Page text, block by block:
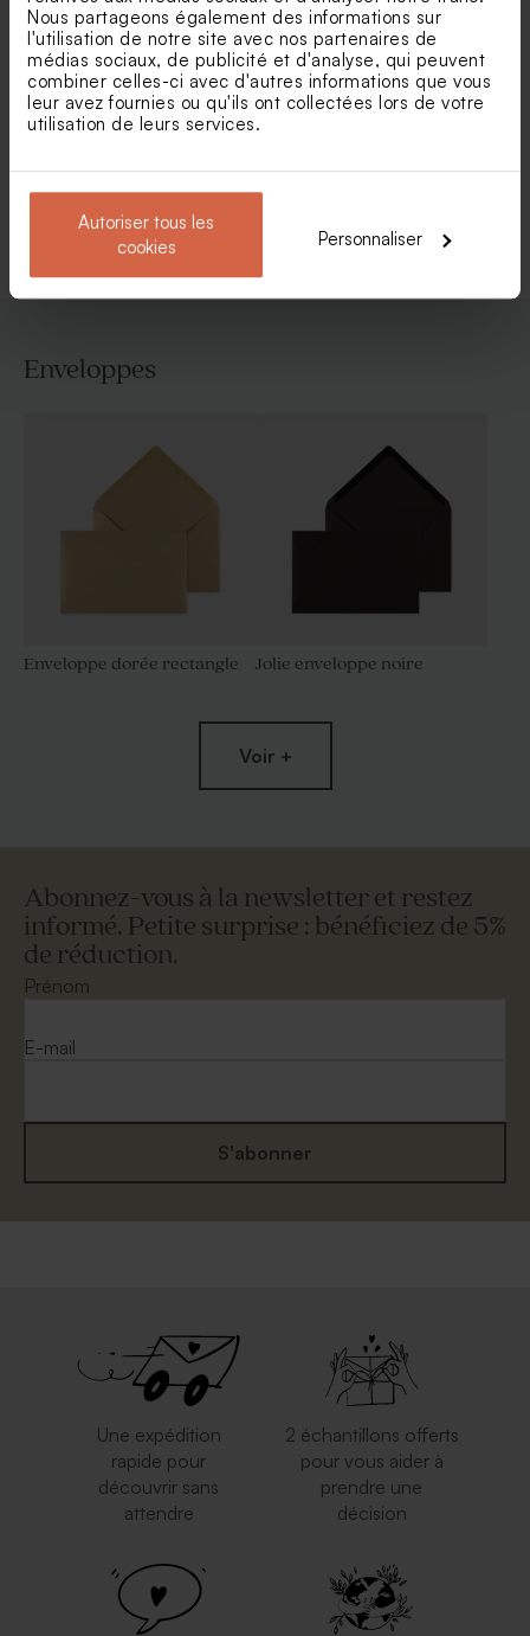
Nous partageons également des informations sur
l'utilisation de notre site avec nos partenaires de
médias sociaux, de publicité et d'analyse, qui peuvent
combiner celles-ci avec d'autres informations que vous
leur avez fournies ou qu'ils ont collectées lors de votre
utilisation de leurs services.
Autoriser tous les
cookies
Personnaliser
Carte invitation anniversaire
jolies fleurs dorure et haut
arrondi
Carte d'invitation
anniversaire de mariage
photo négative
Enveloppes
Enveloppe dorée rectangle Jolie enveloppe noire
Enveloppe rectangle bleu
nuit
Voir +
Abonnez-vous à la newsletter et restez
informé. Petite surprise : bénéficiez de 5%
de réduction.
Prénom
E-mail
S'abonner
Une expédition
rapide pour
découvrir sans
attendre
2 échantillons offerts
pour vous aider à
prendre une
décision